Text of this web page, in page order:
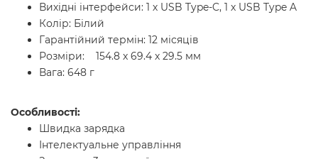
Вихідні інтерфейси: 1 х USB Type-C, 1 x USB Type A
Колір: Білий
Гарантійний термін: 12 місяців
Розміри: 154.8 x 69.4 x 29.5 мм
Вага: 648 г
Особливості:
Швидка зарядка
Інтелектуальне управління